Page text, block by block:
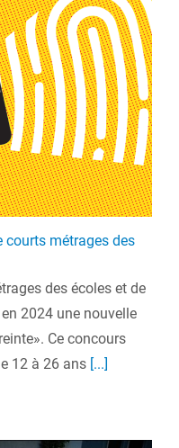
courts métrages des
des écoles et de
2024 une nouvelle
Ce concours
12 à 26 ans [...]